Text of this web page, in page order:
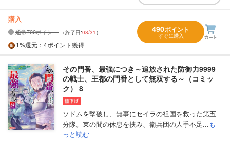
購入
通常700ポイント （終了日:08/31 ）
1%還元 ：4ポイント獲得
490ポイント
すぐに購入
その門番、最強につき～追放された防御力9999
の戦士、王都の門番として無双する～（コミッ
ク） 8
ソドムを撃破し、無事にセイラの祖国を救った第五
分隊。束の間の休息を挟み、衛兵団の人手不足...も
っと読む